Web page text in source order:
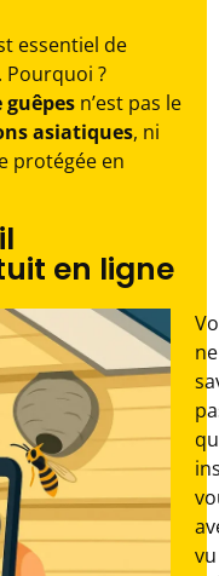
essentiel de
. Pourquoi ?
n’est pas le
asiatiques, ni
protégée en
en ligne
ne
vu